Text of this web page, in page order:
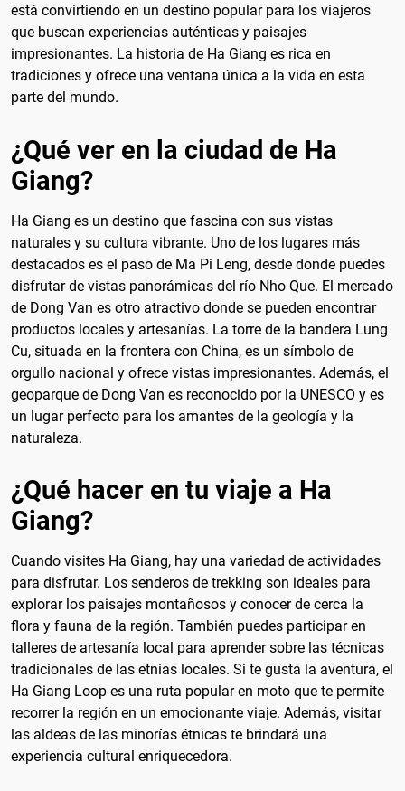
está convirtiendo en un destino popular para los viajeros
que buscan experiencias auténticas y paisajes
impresionantes. La historia de Ha Giang es rica en
tradiciones y ofrece una ventana única a la vida en esta
parte del mundo.
¿Qué ver en la ciudad de Ha
Giang?
Ha Giang es un destino que fascina con sus vistas
naturales y su cultura vibrante. Uno de los lugares más
destacados es el paso de Ma Pi Leng, desde donde puedes
disfrutar de vistas panorámicas del río Nho Que. El mercado
de Dong Van es otro atractivo donde se pueden encontrar
productos locales y artesanías. La torre de la bandera Lung
Cu, situada en la frontera con China, es un símbolo de
orgullo nacional y ofrece vistas impresionantes. Además, el
geoparque de Dong Van es reconocido por la UNESCO y es
un lugar perfecto para los amantes de la geología y la
naturaleza.
¿Qué hacer en tu viaje a Ha
Giang?
Cuando visites Ha Giang, hay una variedad de actividades
para disfrutar. Los senderos de trekking son ideales para
explorar los paisajes montañosos y conocer de cerca la
flora y fauna de la región. También puedes participar en
talleres de artesanía local para aprender sobre las técnicas
tradicionales de las etnias locales. Si te gusta la aventura, el
Ha Giang Loop es una ruta popular en moto que te permite
recorrer la región en un emocionante viaje. Además, visitar
las aldeas de las minorías étnicas te brindará una
experiencia cultural enriquecedora.